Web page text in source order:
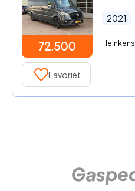
72.500
2021
Favoriet